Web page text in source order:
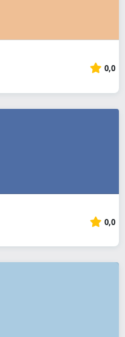
0,0
0,0